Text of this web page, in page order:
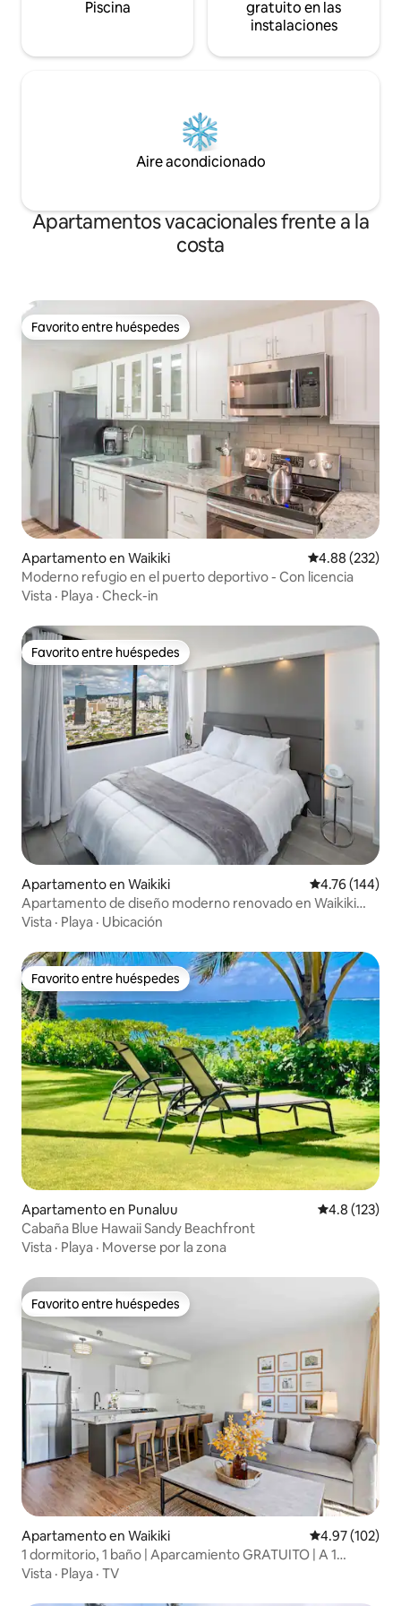
Piscina
gratuito en las
instalaciones
Aire acondicionado
Apartamentos vacacionales frente a la
costa
Favorito entre huéspedes
Favorito entre huéspedes
Apartamento en Waikiki Calificación
4.88 (232)
Moderno refugio en el puerto deportivo - Con licencia
Vista · Playa · Check-in
Favorito entre huéspedes
Favorito entre huéspedes
Apartamento en Waikiki Calificación
4.76 (144)
Apartamento de diseño moderno renovado en Waikiki
con bonitas vistas
Vista · Playa · Ubicación
Favorito entre huéspedes
Favorito entre huéspedes
Apartamento en Punaluu Calificación
4.8 (123)
Cabaña Blue Hawaii Sandy Beachfront
Vista · Playa · Moverse por la zona
Favorito entre huéspedes
Favorito entre huéspedes
Apartamento en Waikiki Calificación
4.97 (102)
1 dormitorio, 1 baño | Aparcamiento GRATUITO | A 1
manzana de la playa de Kuhio
Vista · Playa · TV